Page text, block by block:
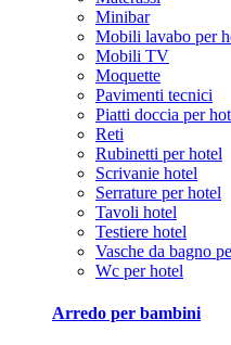
Minibar
Mobili lavabo per
Mobili TV
Moquette
Pavimenti tecnici
Piatti doccia per
Reti
Rubinetti per hotel
Scrivanie hotel
Serrature per hotel
Tavoli hotel
Testiere hotel
Vasche da bagno
Wc per hotel
Arredo per bambini